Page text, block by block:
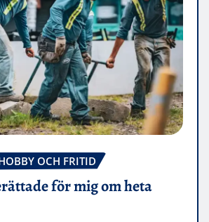
OCH FRITID
för mig om heta